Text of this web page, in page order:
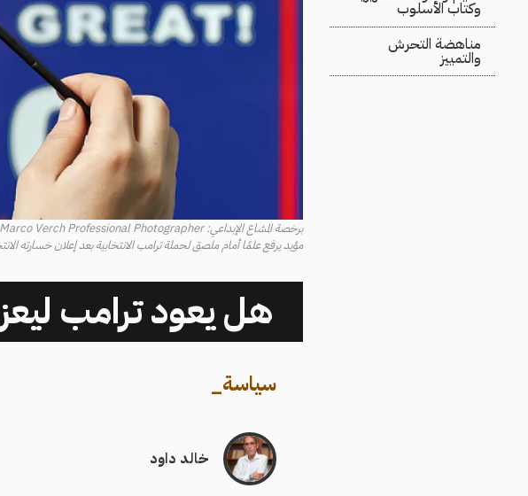
وكتاب الأسلوب
مناهضة التحرش
والتمييز
برخصة المشاع الإبداعي: Marco Verch Professional Photographer، فليكر
مؤيد يرفع علمًا أمام ملصق لحملة ترامب الانتخابية بعد إعلان خسارته
هل يعود ترامب
سياسة_
خالد داود